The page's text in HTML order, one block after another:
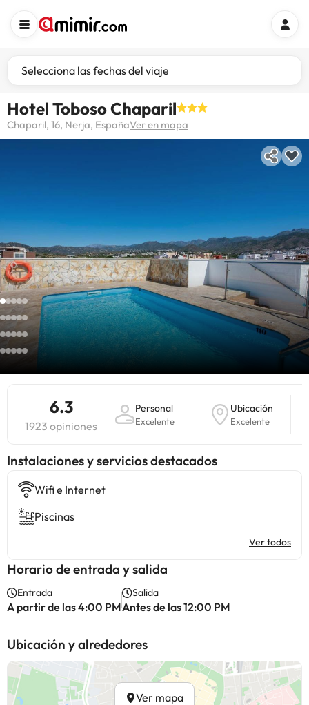
Selecciona las fechas del viaje
Hotel Toboso Chaparil
Chaparil, 16, Nerja, EspañaVer en mapa
6.3
1923 opiniones
Personal
Excelente
Ubicación
Excelente
Instalaciones y servicios destacados
Wifi e Internet
Piscinas
Ver todos
Horario de entrada y salida
Entrada
A partir de las 4:00 PM
Salida
Antes de las 12:00 PM
Ubicación y alrededores
Ver mapa